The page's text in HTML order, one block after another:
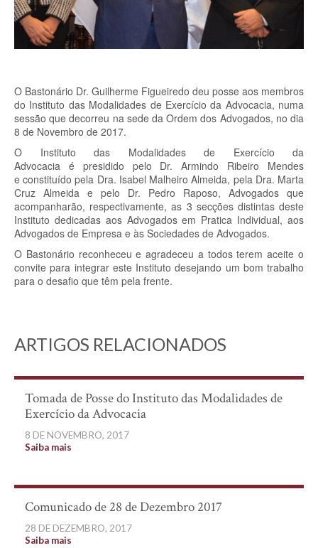
O Bastonário Dr. Guilherme Figueiredo deu posse aos membros
do Instituto das Modalidades de Exercício da Advocacia, numa
sessão que decorreu na sede da Ordem dos Advogados, no dia
8 de Novembro de 2017.
O Instituto das Modalidades de Exercício da
Advocacia é
presidido pelo Dr. Armindo Ribeiro Mendes
e constituído pela Dra. Isabel Malheiro Almeida, pela Dra. Marta
Cruz Almeida e pelo Dr. Pedro Raposo, Advogados que
acompanharão, respectivamente, as 3 secções distintas deste
Instituto dedicadas aos Advogados em Pratica Individual, aos
Advogados de Empresa e às Sociedades de Advogados.
O Bastonário reconheceu e agradeceu a todos terem aceite o
convite para integrar este Instituto desejando um bom trabalho
para o desafio que têm pela frente.
ARTIGOS RELACIONADOS
Tomada de Posse do Instituto das Modalidades de
Exercício da Advocacia
8 DE NOVEMBRO, 2017
Saiba mais
Comunicado de 28 de Dezembro 2017
28 DE DEZEMBRO, 2017
Saiba mais